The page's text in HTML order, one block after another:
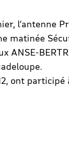
l’antenne
matinée
ANSE-
ont